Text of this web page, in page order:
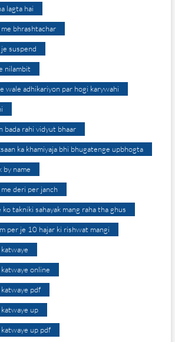
lagta hai
bhrashtachar
suspend
nilambit
wale adhikariyon par hogi karywahi
bada rahi vidyut bhaar
ka khamiyaja bhi bhugatenge upbhogta
by name
deri per janch
takniki sahayak mang raha tha ghus
per je 10 hajar ki rishwat mangi
online
pdf
up
up pdf